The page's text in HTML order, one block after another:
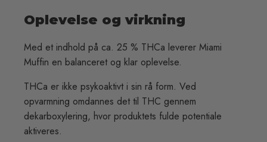
Oplevelse og virkning
Med et indhold på ca. 25 % THCa leverer Miami
Muffin en balanceret og klar oplevelse.
THCa er ikke psykoaktivt i sin rå form. Ved
opvarmning omdannes det til THC gennem
dekarboxylering, hvor produktets fulde potentiale
aktiveres.